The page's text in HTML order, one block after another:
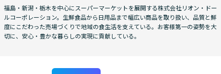
福島・新潟・栃木を中心にスーパーマーケットを展開する株式会社リオン・ドー
ルコーポレーション。生鮮食品から日用品まで幅広い商品を取り扱い、品質と鮮
度にこだわった売場づくりで地域の食生活を支えている。お客様第一の姿勢を大
切に、安心・豊かな暮らしの実現に貢献している。